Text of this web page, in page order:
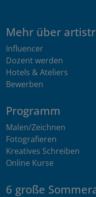
Mehr über
Influencer
Dozent werden
Hotels & Ateliers
Bewerben
Programm
Malen/Zeichnen
Fotografieren
Kreatives Schreiben
Online Kurse
6 große